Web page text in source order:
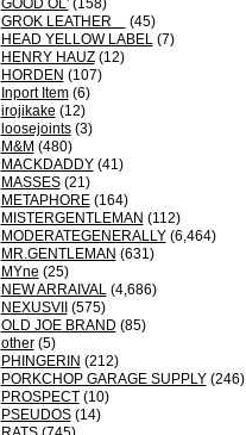
GOOD OL'(158)
GROK LEATHER
(45)
HEAD YELLOW LABEL(7)
HENRY HAUZ(12)
HORDEN (107)
Inport Item(6)
irojikake (12)
loosejoints(3)
M&M (480)
MACKDADDY(41)
MASSES(21)
METAPHORE(164)
MISTERGENTLEMAN (112)
MODERATEGENERALLY(6,464)
MR.GENTLEMAN (631)
MYne (25)
NEW ARRAIVAL(4,686)
NEXUSVII
(575)
OLD JOE BRAND (85)
other(5)
PHINGERIN (212)
PORKCHOP GARAGE SUPPLY(246)
PROSPECT(10)
PSEUDOS(14)